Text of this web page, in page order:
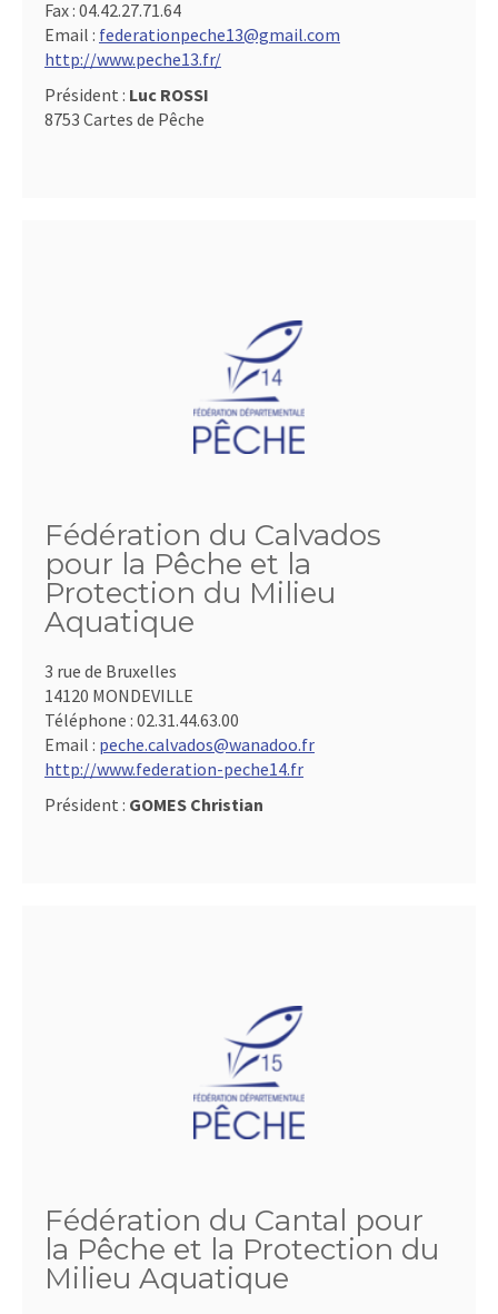
Fax : 04.42.27.71.64
Email : federationpeche13@gmail.com
http://www.peche13.fr/
Président : Luc ROSSI
8753 Cartes de Pêche
Fédération du Calvados
pour la Pêche et la
Protection du Milieu
Aquatique
3 rue de Bruxelles
14120 MONDEVILLE
Téléphone : 02.31.44.63.00
Email : peche.calvados@wanadoo.fr
http://www.federation-peche14.fr
Président : GOMES Christian
Fédération du Cantal pour
la Pêche et la Protection du
Milieu Aquatique